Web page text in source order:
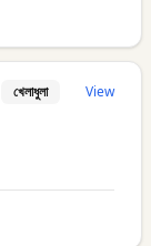
খেলাধুলা View